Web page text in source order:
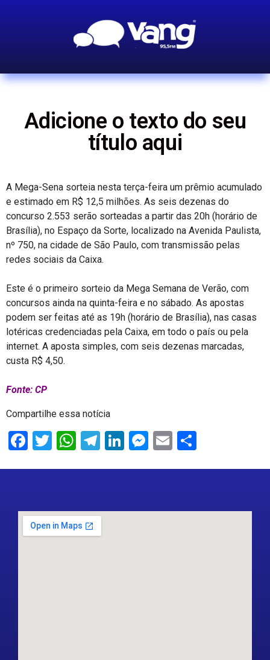
Adicione o texto do seu
título aqui
A Mega-Sena sorteia nesta terça-feira um prêmio acumulado
e estimado em R$ 12,5 milhões. As seis dezenas do
concurso 2.553 serão sorteadas a partir das 20h (horário de
Brasília), no Espaço da Sorte, localizado na Avenida Paulista,
nº 750, na cidade de São Paulo, com transmissão pelas
redes sociais da Caixa.
Este é o primeiro sorteio da Mega Semana de Verão, com
concursos ainda na quinta-feira e no sábado. As apostas
podem ser feitas até as 19h (horário de Brasília), nas casas
lotéricas credenciadas pela Caixa, em todo o país ou pela
internet. A aposta simples, com seis dezenas marcadas,
custa R$ 4,50.
Fonte: CP
Compartilhe essa notícia
Facebook
Twitter
WhatsApp
Telegram
LinkedIn
Messenger
Email